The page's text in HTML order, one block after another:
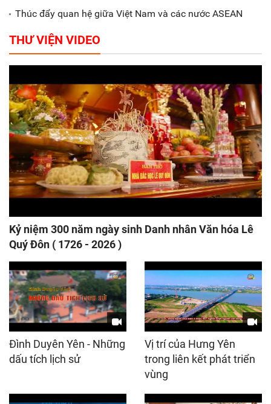
Thúc đẩy quan hệ giữa Việt Nam và các nước ASEAN
THƯ VIỆN VIDEO
Kỷ niệm 300 năm ngày sinh Danh nhân Văn hóa Lê
Quý Đôn ( 1726 - 2026 )
Đình Duyên Yên - Những
dấu tích lịch sử
Vị trí của Hưng Yên
trong liên kết phát triển
vùng